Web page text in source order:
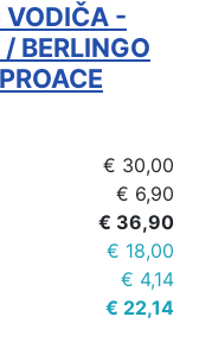
-
BERLINGO
€ 30,00
€ 6,90
€ 36,90
€ 18,00
€ 4,14
€ 22,14